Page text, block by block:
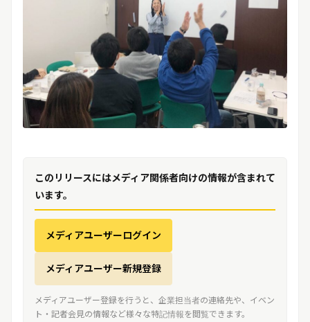
このリリースにはメディア関係者向けの情報が含まれて
います。
メディアユーザーログイン
メディアユーザー新規登録
メディアユーザー登録を行うと、企業担当者の連絡先や、イベン
ト・記者会見の情報など様々な特記情報を閲覧できます。